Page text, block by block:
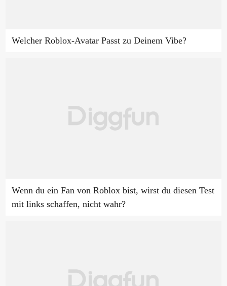
Welcher Roblox-Avatar Passt zu Deinem Vibe?
Wenn du ein Fan von Roblox bist, wirst du diesen Test
mit links schaffen, nicht wahr?